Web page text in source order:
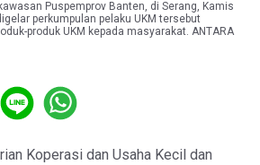
Puspemprov Banten, di Serang, Kamis
perkumpulan pelaku UKM tersebut
produk UKM kepada masyarakat. ANTARA
Koperasi dan Usaha Kecil dan